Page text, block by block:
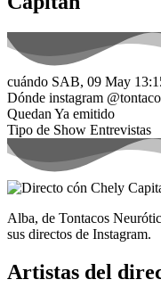
cuándo SAB, 09 May
Dónde instagram
Quedan Ya emitido
Tipo de Show Entrevistas
Alba, de Tontacos
sus directos de Instagram.
Artistas del